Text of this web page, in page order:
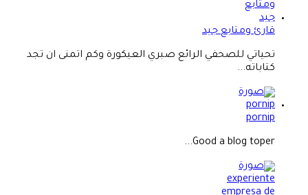
قارئ ومتابع جيد
تحياتي للصحفي الرائع صبري العيكورة وكم اتمنى ان تجد
كتاباته...
pornip
Good a blog toper...